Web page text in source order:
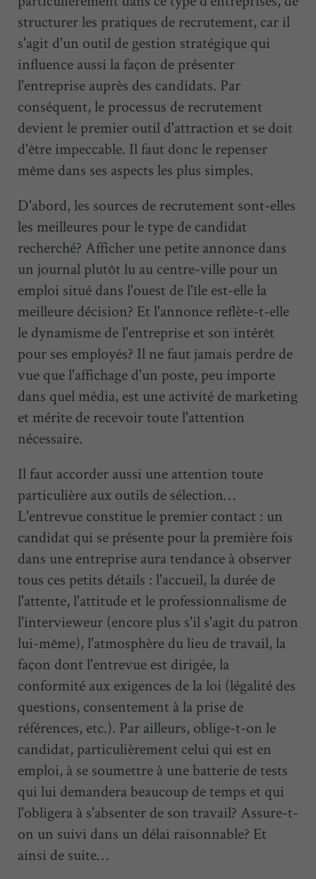
structurer les pratiques de recrutement, car il
s'agit d'un outil de gestion stratégique qui
influence aussi la façon de présenter
l'entreprise auprès des candidats. Par
conséquent, le processus de recrutement
devient le premier outil d'attraction et se doit
d'être impeccable. Il faut donc le repenser
même dans ses aspects les plus simples.
D'abord, les sources de recrutement sont-elles
les meilleures pour le type de candidat
recherché? Afficher une petite annonce dans
un journal plutôt lu au centre-ville pour un
emploi situé dans l'ouest de l'île est-elle la
meilleure décision? Et l'annonce reflète-t-elle
le dynamisme de l'entreprise et son intérêt
pour ses employés? Il ne faut jamais perdre de
vue que l'affichage d'un poste, peu importe
dans quel média, est une activité de marketing
et mérite de recevoir toute l'attention
nécessaire.
Il faut accorder aussi une attention toute
particulière aux outils de sélection…
L'entrevue constitue le premier contact : un
candidat qui se présente pour la première fois
dans une entreprise aura tendance à observer
tous ces petits détails : l'accueil, la durée de
l'attente, l'attitude et le professionnalisme de
l'intervieweur (encore plus s'il s'agit du patron
lui-même), l'atmosphère du lieu de travail, la
façon dont l'entrevue est dirigée, la
conformité aux exigences de la loi (légalité des
questions, consentement à la prise de
références, etc.). Par ailleurs, oblige-t-on le
candidat, particulièrement celui qui est en
emploi, à se soumettre à une batterie de tests
qui lui demandera beaucoup de temps et qui
l'obligera à s'absenter de son travail? Assure-t-
on un suivi dans un délai raisonnable? Et
ainsi de suite…